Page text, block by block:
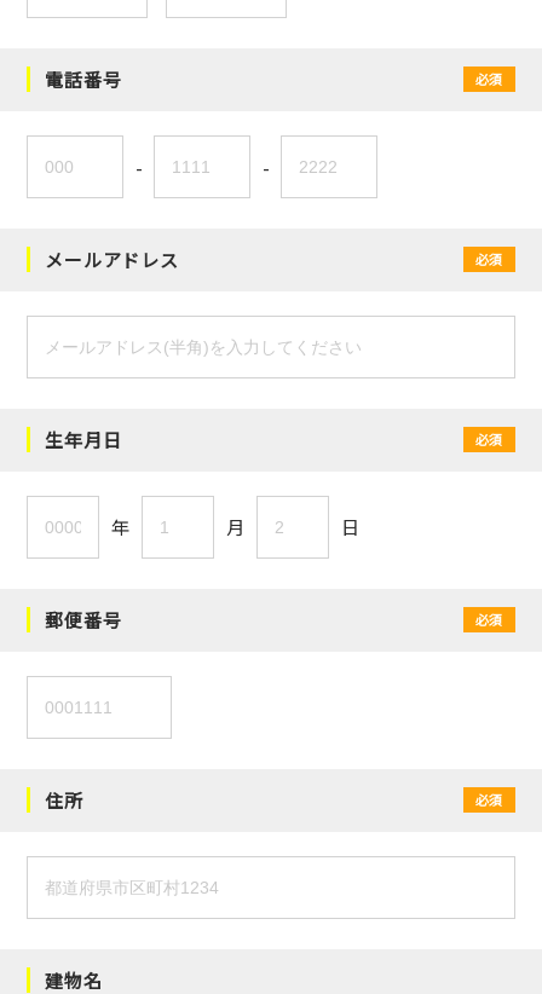
電話番号 必須
- -
メールアドレス 必須
生年月日 必須
年 月 日
郵便番号 必須
住所 必須
建物名